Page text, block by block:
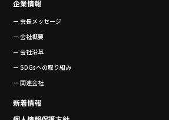
企業情報
ー 会長メッセージ
ー 会社概要
ー 会社沿革
ー SDGsへの取り組み
ー 関連会社
新着情報